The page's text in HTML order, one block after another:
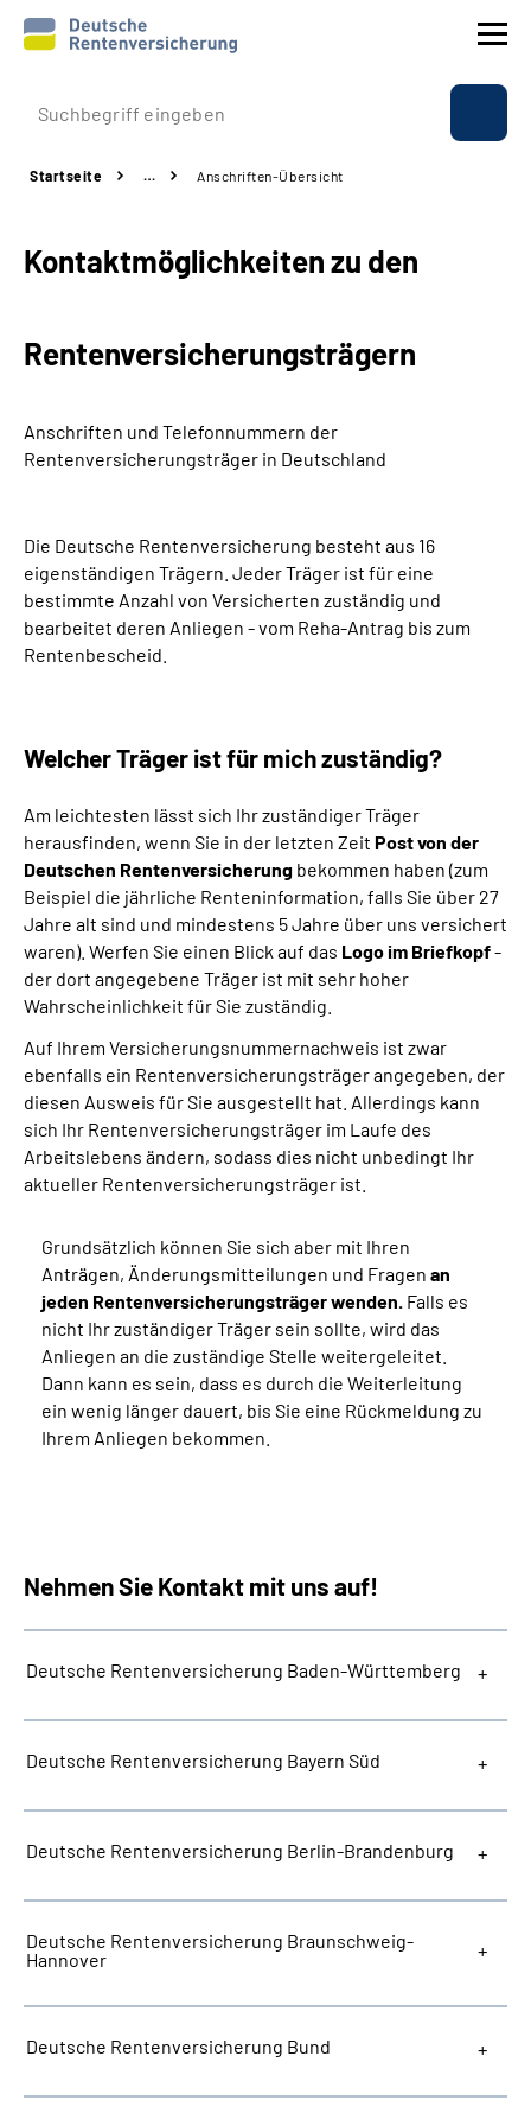
Prävention
Rente
Über uns & Presse
Suche
Language
Leichte Sprache
Mein Kundenportal
Startseite … Anschriften-Übersicht
Kontaktmöglichkeiten zu den
Rentenversicherungsträgern
Anschriften und Telefonnummern der
Rentenversicherungsträger in Deutschland
Die Deutsche Rentenversicherung besteht aus 16
eigenständigen Trägern. Jeder Träger ist für eine
bestimmte Anzahl von Versicherten zuständig und
bearbeitet deren Anliegen - vom Reha-Antrag bis zum
Rentenbescheid.
Welcher Träger ist für mich zuständig?
Am leichtesten lässt sich Ihr zuständiger Träger
herausfinden, wenn Sie in der letzten Zeit Post von der
Deutschen Rentenversicherung bekommen haben (zum
Beispiel die jährliche Renteninformation, falls Sie über 27
Jahre alt sind und mindestens 5 Jahre über uns versichert
waren). Werfen Sie einen Blick auf das Logo im Briefkopf-
der dort angegebene Träger ist mit sehr hoher
Wahrscheinlichkeit für Sie zuständig.
Auf Ihrem Versicherungsnummernachweis ist zwar
ebenfalls ein Rentenversicherungsträger angegeben, der
diesen Ausweis für Sie ausgestellt hat. Allerdings kann
sich Ihr Rentenversicherungsträger im Laufe des
Arbeitslebens ändern, sodass dies nicht unbedingt Ihr
aktueller Rentenversicherungsträger ist.
Grundsätzlich können Sie sich aber mit Ihren
Anträgen, Änderungsmitteilungen und Fragen an
jeden Rentenversicherungsträger wenden. Falls es
nicht Ihr zuständiger Träger sein sollte, wird das
Anliegen an die zuständige Stelle weitergeleitet.
Dann kann es sein, dass es durch die Weiterleitung
ein wenig länger dauert, bis Sie eine Rückmeldung zu
Ihrem Anliegen bekommen.
Nehmen Sie Kontakt mit uns auf!
Deutsche Rentenversicherung Baden-Württemberg
Deutsche Rentenversicherung Bayern Süd
Deutsche Rentenversicherung Berlin-Brandenburg
Deutsche Rentenversicherung Braunschweig-
Hannover
Deutsche Rentenversicherung Bund